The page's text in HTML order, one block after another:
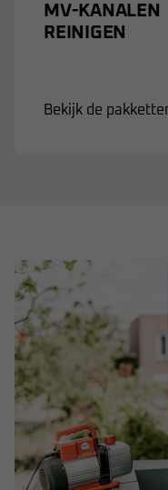
MV-KANALEN
REINIGEN
Bekijk de